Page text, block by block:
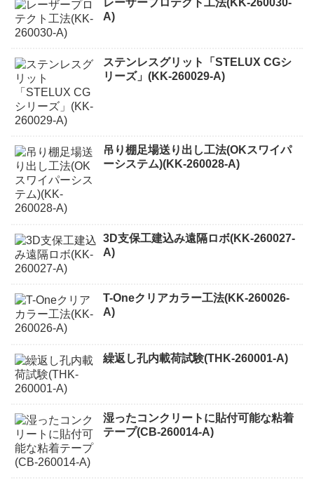
A)
ステンレスグリット「STELUX CGシ
リーズ」(KK-260029-A)
吊り棚足場送り出し工法(OKスワイパ
ーシステム)(KK-260028-A)
3D支保工建込み遠隔ロボ(KK-260027-
A)
T-Oneクリアカラー工法(KK-260026-
A)
繰返し孔内載荷試験(THK-260001-A)
湿ったコンクリートに貼付可能な粘着
テープ(CB-260014-A)